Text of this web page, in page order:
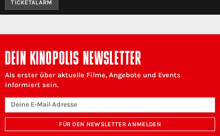
TICKETALARM
DEIN KINOPOLIS NEWSLETTER
Als erster über aktuelle Filme, Angebote und Events
informiert sein.
FÜR DEN NEWSLETTER ANMELDEN